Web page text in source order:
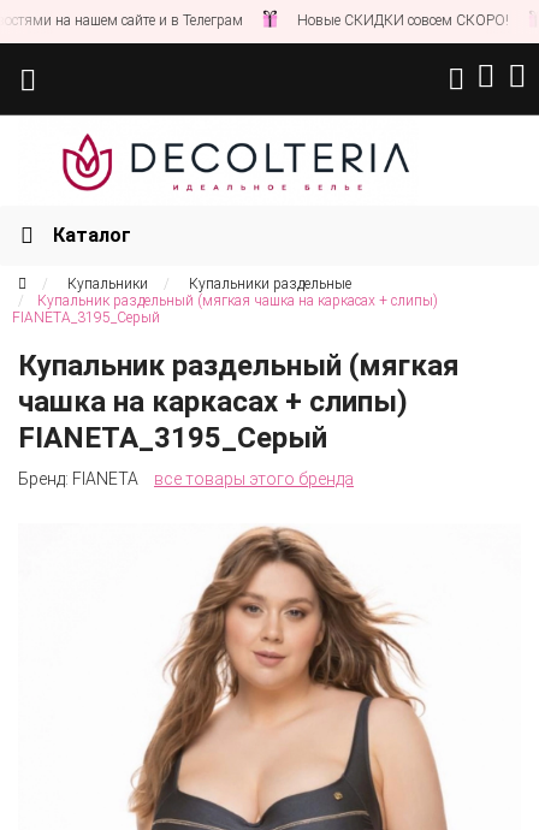
на нашем сайте и в Телеграм Новые СКИДКИ совсем СКОРО!
Каталог
Купальники
Купальники раздельные
Купальник раздельный (мягкая чашка на каркасах + слипы)
FIANETA_3195_Серый
Купальник раздельный (мягкая
чашка на каркасах + слипы)
FIANETA_3195_Серый
Бренд: FIANETA все товары этого бренда